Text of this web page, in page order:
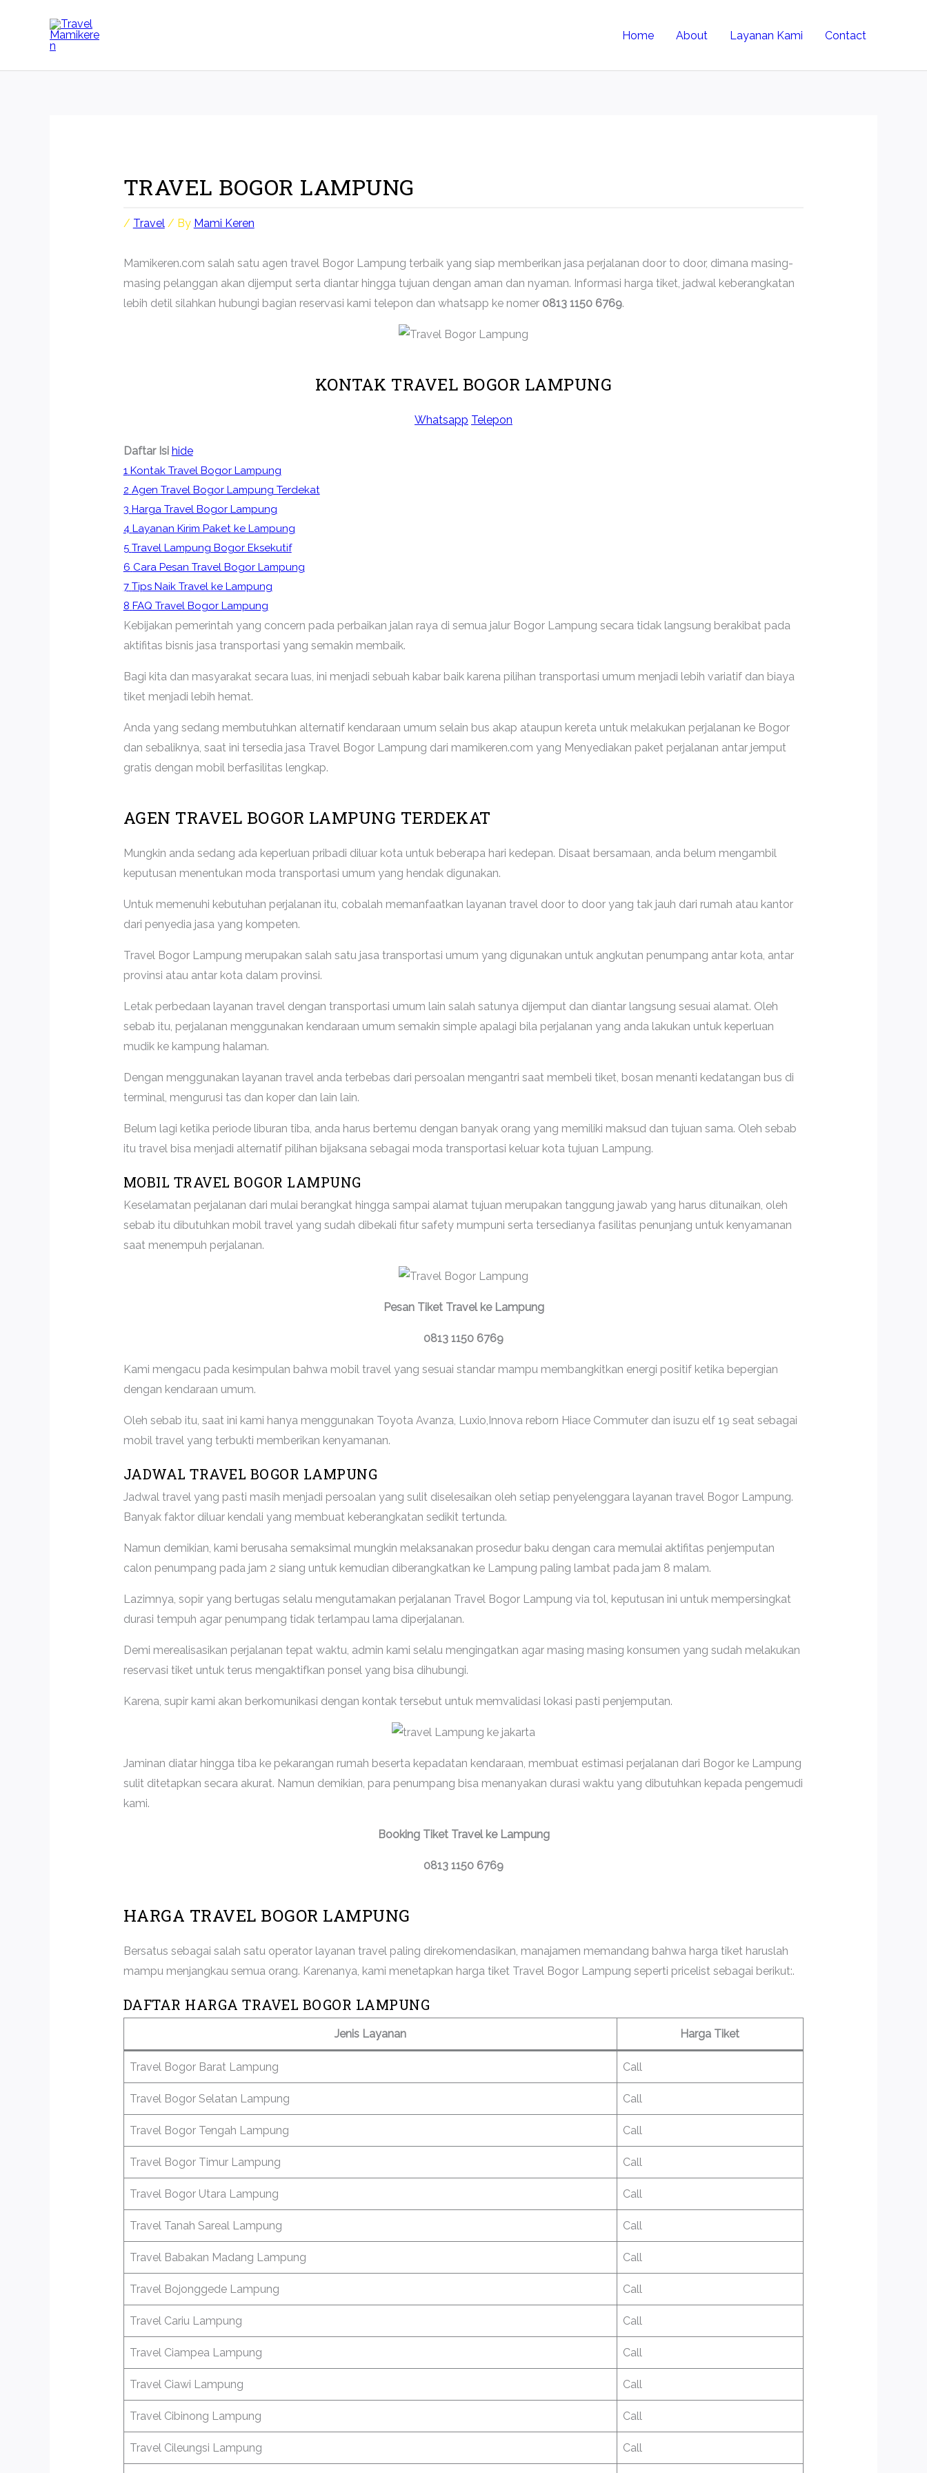
Home About Layanan Kami Contact
TRAVEL BOGOR LAMPUNG
/ Travel/ By Mami Keren
Mamikeren.com salah satu agen travel Bogor Lampung terbaik yang siap memberikan jasa perjalanan door to door, dimana masing-
masing pelanggan akan dijemput serta diantar hingga tujuan dengan aman dan nyaman. Informasi harga tiket, jadwal keberangkatan
lebih detil silahkan hubungi bagian reservasi kami telepon dan whatsapp ke nomer 0813 1150 6769.
KONTAK TRAVEL BOGOR LAMPUNG
Whatsapp Telepon
Daftar Isi hide
1 Kontak Travel Bogor Lampung
2 Agen Travel Bogor Lampung Terdekat
3 Harga Travel Bogor Lampung
4 Layanan Kirim Paket ke Lampung
5 Travel Lampung Bogor Eksekutif
6 Cara Pesan Travel Bogor Lampung
7 Tips Naik Travel ke Lampung
8 FAQ Travel Bogor Lampung
Kebijakan pemerintah yang concern pada perbaikan jalan raya di semua jalur Bogor Lampung secara tidak langsung berakibat pada
aktifitas bisnis jasa transportasi yang semakin membaik.
Bagi kita dan masyarakat secara luas, ini menjadi sebuah kabar baik karena pilihan transportasi umum menjadi lebih variatif dan biaya
tiket menjadi lebih hemat.
Anda yang sedang membutuhkan alternatif kendaraan umum selain bus akap ataupun kereta untuk melakukan perjalanan ke Bogor
dan sebaliknya, saat ini tersedia jasa Travel Bogor Lampung dari mamikeren.com yang Menyediakan paket perjalanan antar jemput
gratis dengan mobil berfasilitas lengkap.
AGEN TRAVEL BOGOR LAMPUNG TERDEKAT
Mungkin anda sedang ada keperluan pribadi diluar kota untuk beberapa hari kedepan. Disaat bersamaan, anda belum mengambil
keputusan menentukan moda transportasi umum yang hendak digunakan.
Untuk memenuhi kebutuhan perjalanan itu, cobalah memanfaatkan layanan travel door to door yang tak jauh dari rumah atau kantor
dari penyedia jasa yang kompeten.
Travel Bogor Lampung merupakan salah satu jasa transportasi umum yang digunakan untuk angkutan penumpang antar kota, antar
provinsi atau antar kota dalam provinsi.
Letak perbedaan layanan travel dengan transportasi umum lain salah satunya dijemput dan diantar langsung sesuai alamat. Oleh
sebab itu, perjalanan menggunakan kendaraan umum semakin simple apalagi bila perjalanan yang anda lakukan untuk keperluan
mudik ke kampung halaman.
Dengan menggunakan layanan travel anda terbebas dari persoalan mengantri saat membeli tiket, bosan menanti kedatangan bus di
terminal, mengurusi tas dan koper dan lain lain.
Belum lagi ketika periode liburan tiba, anda harus bertemu dengan banyak orang yang memiliki maksud dan tujuan sama. Oleh sebab
itu travel bisa menjadi alternatif pilihan bijaksana sebagai moda transportasi keluar kota tujuan Lampung.
MOBIL TRAVEL BOGOR LAMPUNG
Keselamatan perjalanan dari mulai berangkat hingga sampai alamat tujuan merupakan tanggung jawab yang harus ditunaikan, oleh
sebab itu dibutuhkan mobil travel yang sudah dibekali fitur safety mumpuni serta tersedianya fasilitas penunjang untuk kenyamanan
saat menempuh perjalanan.
Pesan Tiket Travel ke Lampung
0813 1150 6769
Kami mengacu pada kesimpulan bahwa mobil travel yang sesuai standar mampu membangkitkan energi positif ketika bepergian
dengan kendaraan umum.
Oleh sebab itu, saat ini kami hanya menggunakan Toyota Avanza, Luxio,Innova reborn Hiace Commuter dan isuzu elf 19 seat sebagai
mobil travel yang terbukti memberikan kenyamanan.
JADWAL TRAVEL BOGOR LAMPUNG
Jadwal travel yang pasti masih menjadi persoalan yang sulit diselesaikan oleh setiap penyelenggara layanan travel Bogor Lampung.
Banyak faktor diluar kendali yang membuat keberangkatan sedikit tertunda.
Namun demikian, kami berusaha semaksimal mungkin melaksanakan prosedur baku dengan cara memulai aktifitas penjemputan
calon penumpang pada jam 2 siang untuk kemudian diberangkatkan ke Lampung paling lambat pada jam 8 malam.
Lazimnya, sopir yang bertugas selalu mengutamakan perjalanan Travel Bogor Lampung via tol, keputusan ini untuk mempersingkat
durasi tempuh agar penumpang tidak terlampau lama diperjalanan.
Demi merealisasikan perjalanan tepat waktu, admin kami selalu mengingatkan agar masing masing konsumen yang sudah melakukan
reservasi tiket untuk terus mengaktifkan ponsel yang bisa dihubungi.
Karena, supir kami akan berkomunikasi dengan kontak tersebut untuk memvalidasi lokasi pasti penjemputan.
Jaminan diatar hingga tiba ke pekarangan rumah beserta kepadatan kendaraan, membuat estimasi perjalanan dari Bogor ke Lampung
sulit ditetapkan secara akurat. Namun demikian, para penumpang bisa menanyakan durasi waktu yang dibutuhkan kepada pengemudi
kami.
Booking Tiket Travel ke Lampung
0813 1150 6769
HARGA TRAVEL BOGOR LAMPUNG
Bersatus sebagai salah satu operator layanan travel paling direkomendasikan, manajamen memandang bahwa harga tiket haruslah
mampu menjangkau semua orang. Karenanya, kami menetapkan harga tiket Travel Bogor Lampung seperti pricelist sebagai berikut:.
DAFTAR HARGA TRAVEL BOGOR LAMPUNG
Jenis Layanan Harga Tiket
Travel Bogor Barat Lampung Call
Travel Bogor Selatan Lampung Call
Travel Bogor Tengah Lampung Call
Travel Bogor Timur Lampung Call
Travel Bogor Utara Lampung Call
Travel Tanah Sareal Lampung Call
Travel Babakan Madang Lampung Call
Travel Bojonggede Lampung Call
Travel Cariu Lampung Call
Travel Ciampea Lampung Call
Travel Ciawi Lampung Call
Travel Cibinong Lampung Call
Travel Cileungsi Lampung Call